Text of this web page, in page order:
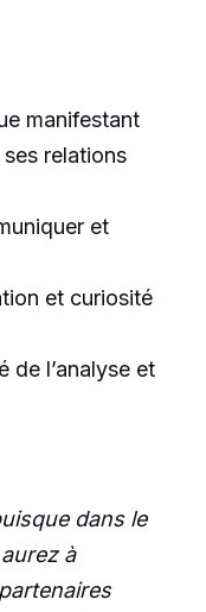
manifestant
relations
et
et curiosité
de l’analyse et
dans le
à